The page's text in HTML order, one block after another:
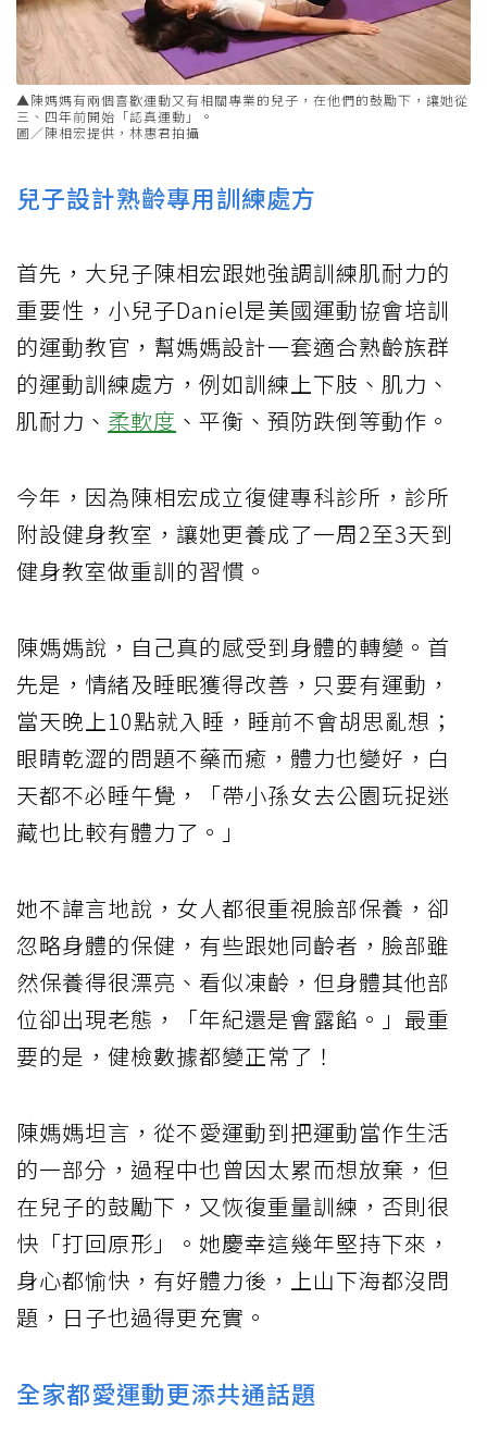
▲陳媽媽有兩個喜歡運動又有相關專業的兒子，在他們的鼓勵下，讓她從
三、四年前開始「認真運動」。
圖／陳相宏提供，林惠君拍攝
兒子設計熟齡專用訓練處方
首先，大兒子陳相宏跟她強調訓練肌耐力的
重要性，小兒子Daniel是美國運動協會培訓
的運動教官，幫媽媽設計一套適合熟齡族群
的運動訓練處方，例如訓練上下肢、肌力、
肌耐力、 柔軟度 、平衡、預防跌倒等動作。
今年，因為陳相宏成立復健專科診所，診所
附設健身教室，讓她更養成了一周2至3天到
健身教室做重訓的習慣。
陳媽媽說，自己真的感受到身體的轉變。首
先是，情緒及睡眠獲得改善，只要有運動，
當天晚上10點就入睡，睡前不會胡思亂想；
眼睛乾澀的問題不藥而癒，體力也變好，白
天都不必睡午覺，「帶小孫女去公園玩捉迷
藏也比較有體力了。」
她不諱言地說，女人都很重視臉部保養，卻
忽略身體的保健，有些跟她同齡者，臉部雖
然保養得很漂亮、看似凍齡，但身體其他部
位卻出現老態，「年紀還是會露餡。」最重
要的是，健檢數據都變正常了！
陳媽媽坦言，從不愛運動到把運動當作生活
的一部分，過程中也曾因太累而想放棄，但
在兒子的鼓勵下，又恢復重量訓練，否則很
快「打回原形」。她慶幸這幾年堅持下來，
身心都愉快，有好體力後，上山下海都沒問
題，日子也過得更充實。
全家都愛運動更添共通話題